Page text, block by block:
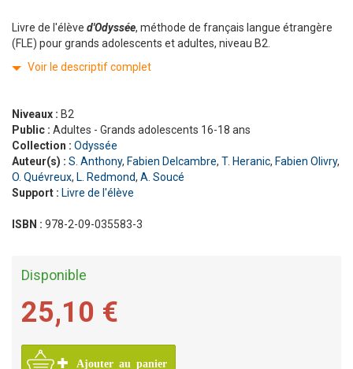
Livre de l'élève d'Odyssée, méthode de français langue étrangère
(FLE) pour grands adolescents et adultes, niveau B2.
Voir le descriptif complet
Niveaux : B2
Public : Adultes - Grands adolescents 16-18 ans
Collection : Odyssée
Auteur(s) : S. Anthony, Fabien Delcambre, T. Heranic, Fabien Olivry,
O. Quévreux, L. Redmond, A. Soucé
Support : Livre de l'élève
ISBN : 978-2-09-035583-3
Disponible
25,10 €
Ajouter au panier